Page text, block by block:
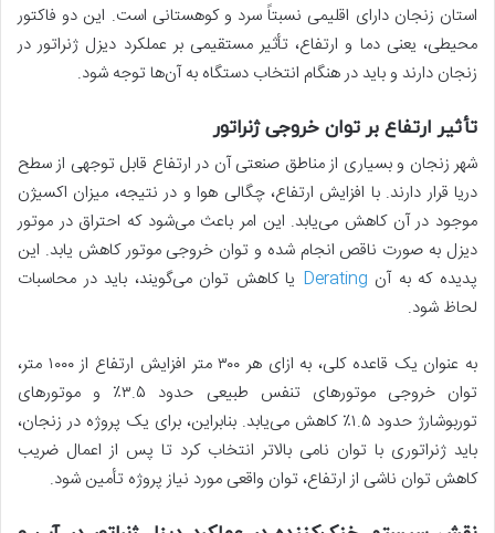
استان زنجان دارای اقلیمی نسبتاً سرد و کوهستانی است. این دو فاکتور
محیطی، یعنی دما و ارتفاع، تأثیر مستقیمی بر عملکرد دیزل ژنراتور در
زنجان دارند و باید در هنگام انتخاب دستگاه به آن‌ها توجه شود.
تأثیر ارتفاع بر توان خروجی ژنراتور
شهر زنجان و بسیاری از مناطق صنعتی آن در ارتفاع قابل توجهی از سطح
دریا قرار دارند. با افزایش ارتفاع، چگالی هوا و در نتیجه، میزان اکسیژن
موجود در آن کاهش می‌یابد. این امر باعث می‌شود که احتراق در موتور
دیزل به صورت ناقص انجام شده و توان خروجی موتور کاهش یابد. این
پدیده که به آن Derating یا کاهش توان می‌گویند، باید در محاسبات
لحاظ شود.
به عنوان یک قاعده کلی، به ازای هر ۳۰۰ متر افزایش ارتفاع از ۱۰۰۰ متر،
توان خروجی موتورهای تنفس طبیعی حدود ۳.۵٪ و موتورهای
توربوشارژ حدود ۱.۵٪ کاهش می‌یابد. بنابراین، برای یک پروژه در زنجان،
باید ژنراتوری با توان نامی بالاتر انتخاب کرد تا پس از اعمال ضریب
کاهش توان ناشی از ارتفاع، توان واقعی مورد نیاز پروژه تأمین شود.